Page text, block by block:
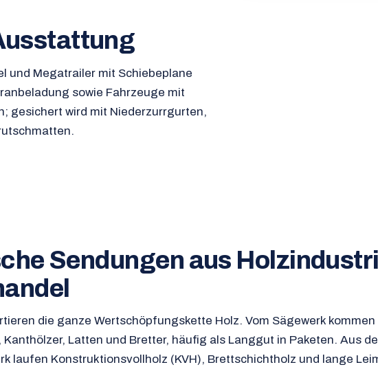
und Megatrailer mit Schiebeplane
sowie Fahrzeuge mit
gesichert wird mit Niederzurrgurten,
Sendungen aus
die ganze Wertschöpfungskette Holz. Vom Sägewerk kommen
Kanthölzer, Latten und Bretter, häufig als Langgut in Paketen. Aus
laufen Konstruktionsvollholz (KVH), Brettschichtholz und lange